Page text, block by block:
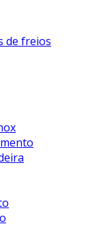
de freios